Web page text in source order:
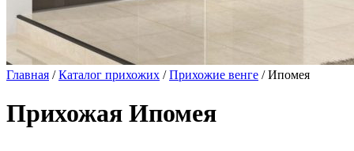
Главная /Каталог прихожих /Прихожие венге / Ипомея
Прихожая Ипомея